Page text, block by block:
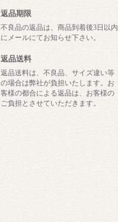
返品期限
不良品の返品は、商品到着後3日以内
にメールにてお知らせ下さい。
返品送料
返品送料は、不良品、サイズ違い等
の場合は弊社が負担いたします。お
客様の都合による返品は、お客様の
ご負担とさせていただきます。